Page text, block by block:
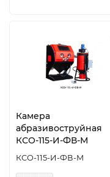
Камера
абразивоструйная
КСО-115-И-ФВ-М
КСО-115-И-ФВ-М